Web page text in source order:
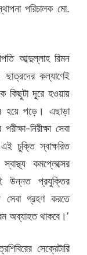
পরিচালক মো.
আব্দুল্লাহ রিমন
ছাত্রদের কল্যাণেই
কিছুটা দূরে হওয়ায়
হয়ে পড়ে। এছাড়া
নিরীক্ষা সেবা
চুক্তি স্বাক্ষরিত
কমপ্লেক্সের
উন্নত প্রযুক্তির
সেবা গ্রহণ করতে
অব্যাহত থাকবে।’
সেক্রেটারি